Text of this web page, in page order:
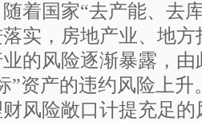
随着国家“去产能、去
实，房地产业、地
的风险逐渐暴露，
”资产的违约风险上
风险敞口计提充足